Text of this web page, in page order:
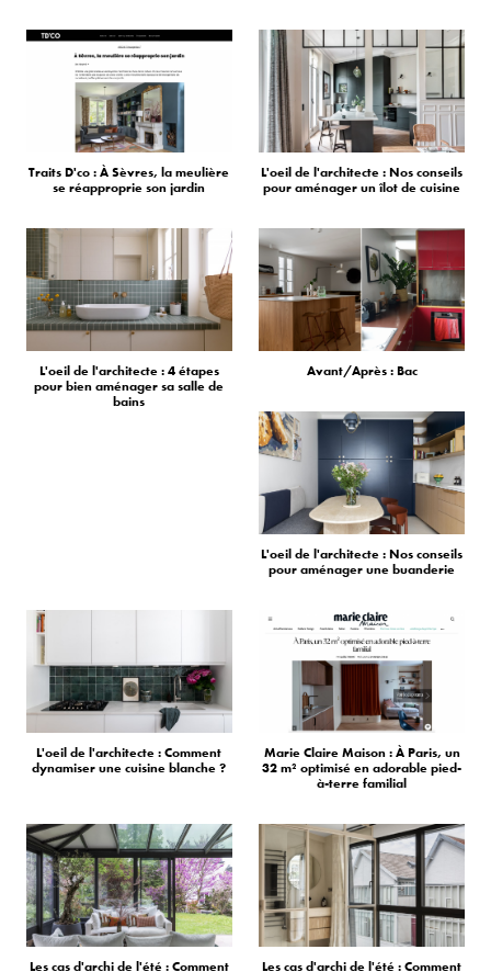
Traits D'co : À Sèvres, la meulière
se réapproprie son jardin
L'oeil de l'architecte : Nos conseils
pour aménager un îlot de cuisine
L'oeil de l'architecte : 4 étapes
pour bien aménager sa salle de
bains
Avant/Après : Bac
L'oeil de l'architecte : Nos conseils
pour aménager une buanderie
L'oeil de l'architecte : Comment
dynamiser une cuisine blanche ?
Marie Claire Maison : À Paris, un
32 m² optimisé en adorable pied-
à-terre familial
Les cas d'archi de l'été : Comment Les cas d'archi de l'été : Comment